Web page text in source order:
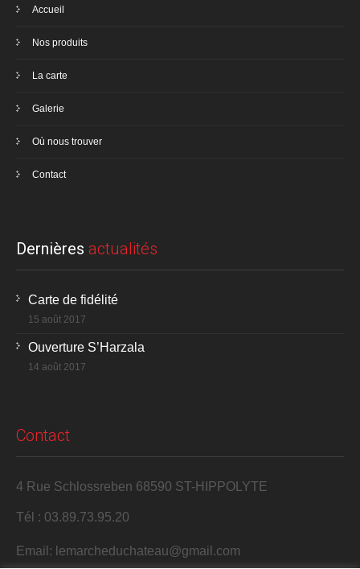
Accueil
Nos produits
La carte
Galerie
Où nous trouver
Contact
Dernières actualités
Carte de fidélité
15 août 2017
Ouverture S’Harzala
14 août 2017
Contact
4 Rue Schlossreben 68590 ST-HIPPOLYTE
Tél : 03.89.73.95.20
Email: lemarcheduchateau@gmail.com